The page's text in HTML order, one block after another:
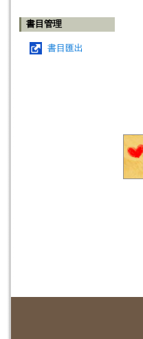
書目管理
書目匯出